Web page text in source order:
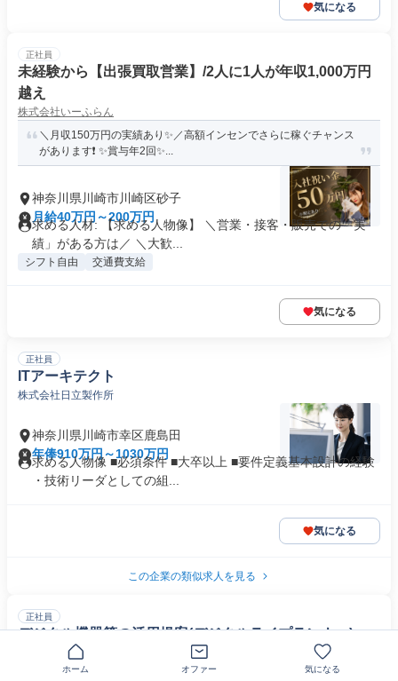
気になる
正社員
未経験から【出張買取営業】/2人に1人が年収1,000万円
越え
株式会社いーふらん
＼月収150万円の実績あり✨／高額インセンでさらに稼ぐチャンス
があります❗ ✨賞与年2回✨...
神奈川県川崎市川崎区砂子
月給40万円～200万円
求める人材: 【求める人物像】 ＼営業・接客・販売での「実
績」がある方は／ ＼大歓...
シフト自由 交通費支給
気になる
正社員
ITアーキテクト
株式会社日立製作所
神奈川県川崎市幸区鹿島田
年俸910万円～1030万円
求める人物像 ■必須条件 ■大卒以上 ■要件定義基本設計の経験
・技術リーダとしての組...
気になる
この企業の類似求人を見る
正社員
デジタル機器等の活用提案(デジタルライプランナー)
ピーシーデポスマートライフ日吉BASE
残業月13h／年休120日／お客様専任サポート
ホーム オファー 気になる